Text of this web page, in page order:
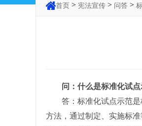
首页 > 宪法宣传 > 问答 >
问：什么是标准化试点
答：标准化试点示范是
方法，通过制定、实施标